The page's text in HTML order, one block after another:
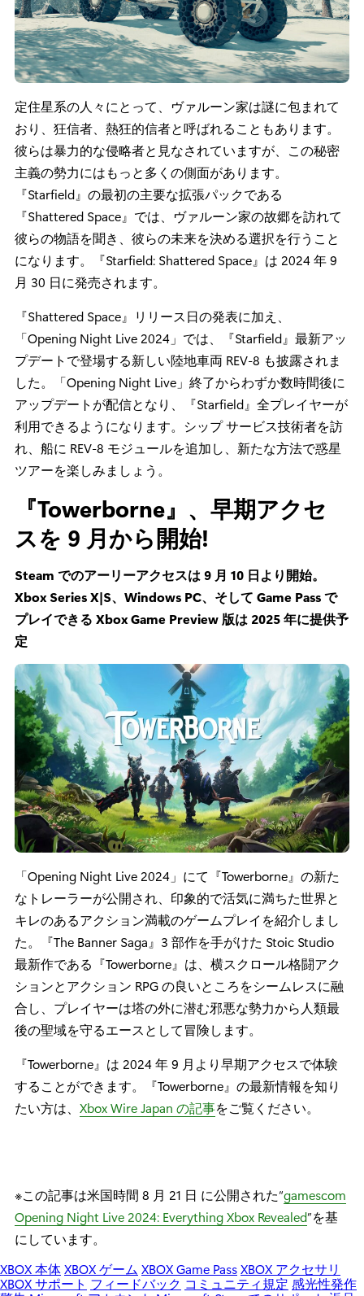
定住星系の人々にとって、ヴァルーン家は謎に包まれて
おり、狂信者、熱狂的信者と呼ばれることもあります。
彼らは暴力的な侵略者と見なされていますが、この秘密
主義の勢力にはもっと多くの側面があります。
『Starfield』の最初の主要な拡張パックである
『Shattered Space』では、ヴァルーン家の故郷を訪れて
彼らの物語を聞き、彼らの未来を決める選択を行うこと
になります。『Starfield: Shattered Space』は 2024 年 9
月 30 日に発売されます。
『Shattered Space』リリース日の発表に加え、
「Opening Night Live 2024」では、『Starfield』最新アッ
プデートで登場する新しい陸地車両 REV-8 も披露されま
した。「Opening Night Live」終了からわずか数時間後に
アップデートが配信となり、『Starfield』全プレイヤーが
利用できるようになります。シップ サービス技術者を訪
れ、船に REV-8 モジュールを追加し、新たな方法で惑星
ツアーを楽しみましょう。
『Towerborne』、早期アクセ
スを 9 月から開始!
Steam でのアーリーアクセスは 9 月 10 日より開始。
Xbox Series X|S、Windows PC、そして Game Pass で
プレイできる Xbox Game Preview 版は 2025 年に提供予
定
「Opening Night Live 2024」にて『Towerborne』の新た
なトレーラーが公開され、印象的で活気に満ちた世界と
キレのあるアクション満載のゲームプレイを紹介しまし
た。『The Banner Saga』3 部作を手がけた Stoic Studio
最新作である『Towerborne』は、横スクロール格闘アク
ションとアクション RPG の良いところをシームレスに融
合し、プレイヤーは塔の外に潜む邪悪な勢力から人類最
後の聖域を守るエースとして冒険します。
『Towerborne』は 2024 年 9 月より早期アクセスで体験
することができます。『Towerborne』の最新情報を知り
たい方は、 Xbox Wire Japan の記事をご覧ください。
※この記事は米国時間 8 月 21 日 に公開された“gamescom
Opening Night Live 2024: Everything Xbox Revealed”を基
にしています。
XBOX 本体XBOX ゲーム XBOX Game PassXBOX アクセサリ
XBOX サポート フィードバック コミュニティ規定 感光性発作